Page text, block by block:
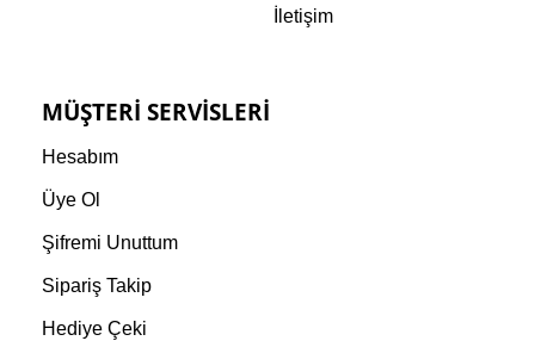
İletişim
MÜŞTERI SERVISLERI
Hesabım
Üye Ol
Şifremi Unuttum
Sipariş Takip
Hediye Çeki